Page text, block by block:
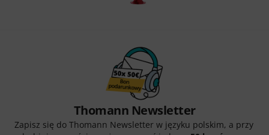
Thomann Newsletter
Zapisz się do Thomann Newsletter w języku polskim, a przy